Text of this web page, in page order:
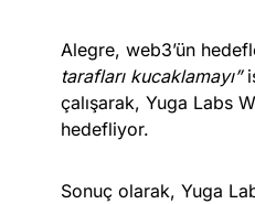
Alegre, web3’ün
tarafları kucaklamayı”
çalışarak, Yuga Labs
hedefliyor.
Sonuç olarak, Yuga